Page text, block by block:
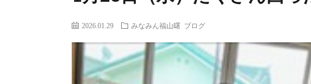
2026.01.29 みなみん福山曙 ブログ